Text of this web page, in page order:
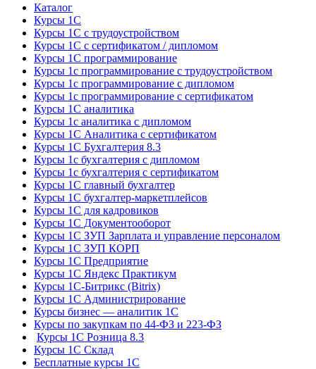
Каталог
Курсы 1С
Курсы 1С с трудоустройством
Курсы 1С с сертификатом / дипломом
Курсы 1С программирование
Курсы 1с программирование с трудоустройством
Курсы 1с программирование с дипломом
Курсы 1с программирование с сертификатом
Курсы 1С аналитика
Курсы 1с аналитика с дипломом
Курсы 1С Аналитика с сертификатом
Курсы 1С Бухгалтерия 8.3
Курсы 1с бухгалтерия с дипломом
Курсы 1с бухгалтерия с сертификатом
Курсы 1С главный бухгалтер
Курсы 1С бухгалтер-маркетплейсов
Курсы 1С для кадровиков
Курсы 1С Документооборот
Курсы 1С ЗУП Зарплата и управление персоналом
Курсы 1С ЗУП КОРП
Курсы 1С Предприятие
Курсы 1С Яндекс Практикум
Курсы 1С-Битрикс (Bitrix)
Курсы 1С Администрирование
Курсы бизнес — аналитик 1С
Курсы по закупкам по 44‑ФЗ и 223‑ФЗ
Курсы 1С Розница 8.3
Курсы 1С Склад
Бесплатные курсы 1С